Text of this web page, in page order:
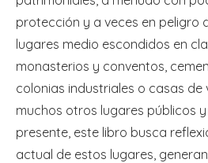
protección y a veces en peligro
lugares medio escondidos en
monasterios y conventos,
colonias industriales o casas de
muchos otros lugares públicos
presente, este libro busca
actual de estos lugares,